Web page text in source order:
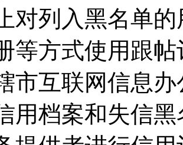
对列入黑名单
等方式使用跟
市互联网信息
用档案和失信